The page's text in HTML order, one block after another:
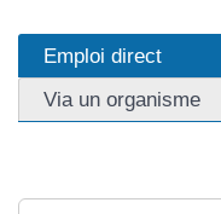
Emploi direct
Via un organisme